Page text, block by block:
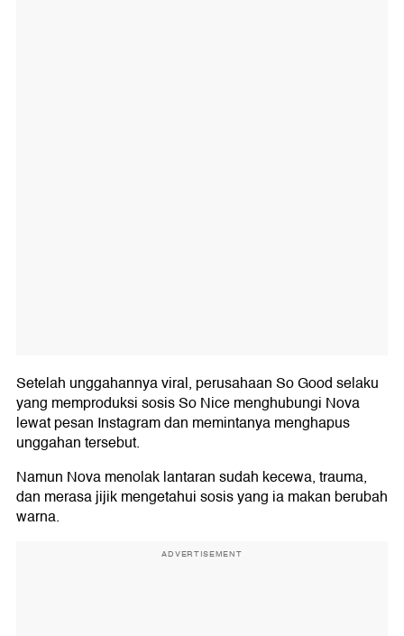
Setelah unggahannya viral, perusahaan So Good selaku
yang memproduksi sosis So Nice menghubungi Nova
lewat pesan Instagram dan memintanya menghapus
unggahan tersebut.
Namun Nova menolak lantaran sudah kecewa, trauma,
dan merasa jijik mengetahui sosis yang ia makan berubah
warna.
ADVERTISEMENT